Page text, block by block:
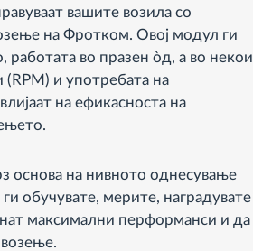
вашите возила со
на Фротком. Овој модул ги
во празен òд, а во некои
и употребата на
на ефикасноста на
основа на нивното однесување
обучувате, мерите, наградувате
максимални перформанси и да